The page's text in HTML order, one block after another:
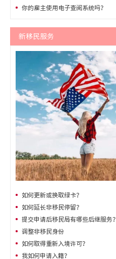
你的雇主使用电子查阅系统吗？
新移民服务
如何更新或换取绿卡？
如何延长非移民停留？
提交申请后移民局有哪些后继服务？
调整非移民身份
如何取得重新入境许可？
我如何申请入籍？